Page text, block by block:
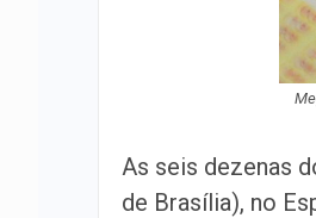
As seis dezenas
de Brasília), no